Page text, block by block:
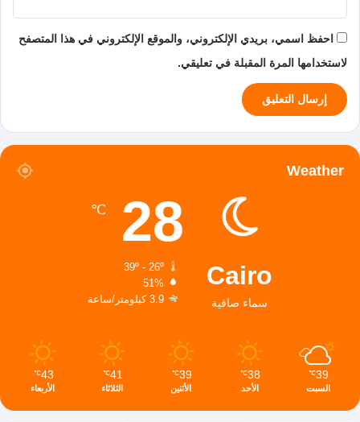
احفظ اسمي، بريدي الإلكتروني، والموقع الإلكتروني في هذا المتصفح
لاستخدامها المرة المقبلة في تعليقي.
Weather
Cairo
سماء صافية
28
℃
51%
3.9 كيلومتر/ساعة
39
℃
السبت
38
℃
الأحد
39
℃
الأثنين
41
℃
الثلاثاء
43
℃
الأربعاء